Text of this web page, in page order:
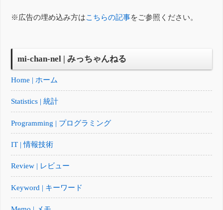
※広告の埋め込み方はこちらの記事をご参照ください。
mi-chan-nel | みっちゃんねる
Home | ホーム
Statistics | 統計
Programming | プログラミング
IT | 情報技術
Review | レビュー
Keyword | キーワード